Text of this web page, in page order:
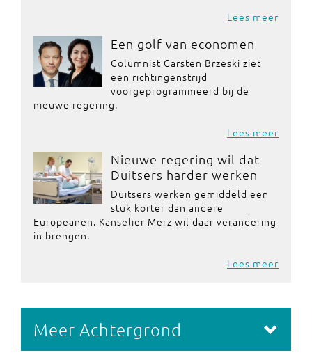
Lees meer
Een golf van economen
Columnist Carsten Brzeski ziet
een richtingenstrijd
voorgeprogrammeerd bij de
nieuwe regering.
Lees meer
Nieuwe regering wil dat
Duitsers harder werken
Duitsers werken gemiddeld een
stuk korter dan andere
Europeanen. Kanselier Merz wil daar verandering
in brengen.
Lees meer
Meer Achtergrond